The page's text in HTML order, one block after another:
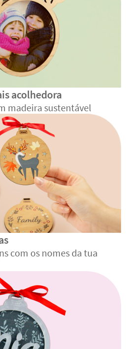
acolhedora
madeira sustentável
com os nomes da tua